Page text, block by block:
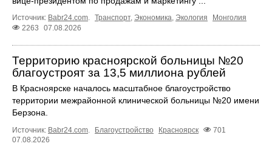
Источник: Babr24.com. Транспорт, Экономика, Экология
Монголия
2263
07.08.2026
Территорию красноярской больницы №20
благоустроят за 13,5 миллиона рублей
В Красноярске началось масштабное благоустройство
территории межрайонной клинической больницы №20 имени
Берзона.
Источник: Babr24.com. Благоустройство Красноярск
701
07.08.2026